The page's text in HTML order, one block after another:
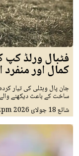
فٹبال ورلڈ
کمال اور
جان پال وہٹلی کی تیار
ساخت کے باعث دیکھنے
شائع18 جولائ 2026